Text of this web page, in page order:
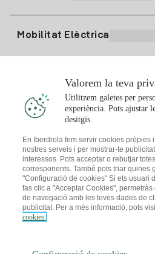
clientes@tuiberdrola.es
Alta Gas
Mobilitat Elèctrica
Punts de Recàrrega
Simulador Plaques Solars
Comunitats Solars
Solar Cloud
I + Repair Solar
T'interessa
Consells Llum
Consells Gas
Autoconsum
Descarrega l'App
Valorem la teva
Utilitzem galetes per
experiència. Pots ajustar
desitgis.
En Iberdrola fem servir cookies pròpies
nostres serveis i per mostrar-te
interessos. Pots acceptar o rebutjar
corresponents. També pots triar quines
"Configuració de cookies" Si ets usuari
fas clic a "Acceptar Cookies",
de navegació amb les teves dades de
publicitat. Per a més informació, pots
cookies.